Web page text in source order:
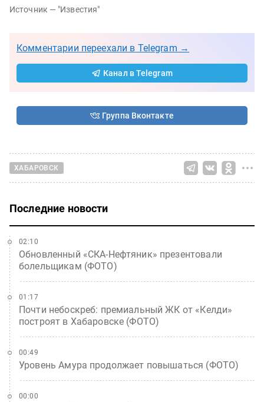
Источник — "Известия"
Комментарии переехали в Telegram →
Канал в Telegram
Группа Вконтакте
ХАБАРОВСК
Последние новости
Обновленный «СКА-Нефтяник» презентовали
болельщикам (ФОТО)
02:10
Почти небоскреб: премиальный ЖК от «Келди»
построят в Хабаровске (ФОТО)
01:17
Уровень Амура продолжает повышаться (ФОТО)
00:49
00:00